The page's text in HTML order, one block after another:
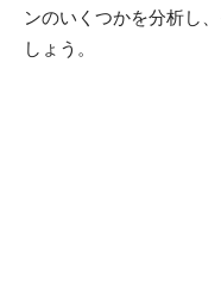
ンのいくつかを分析し
しょう。